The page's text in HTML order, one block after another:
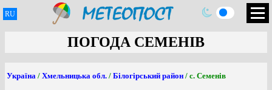
RU
ПОГОДА СЕМЕНІВ
Україна / Хмельницька обл. / Білогірський район / с. Семенів